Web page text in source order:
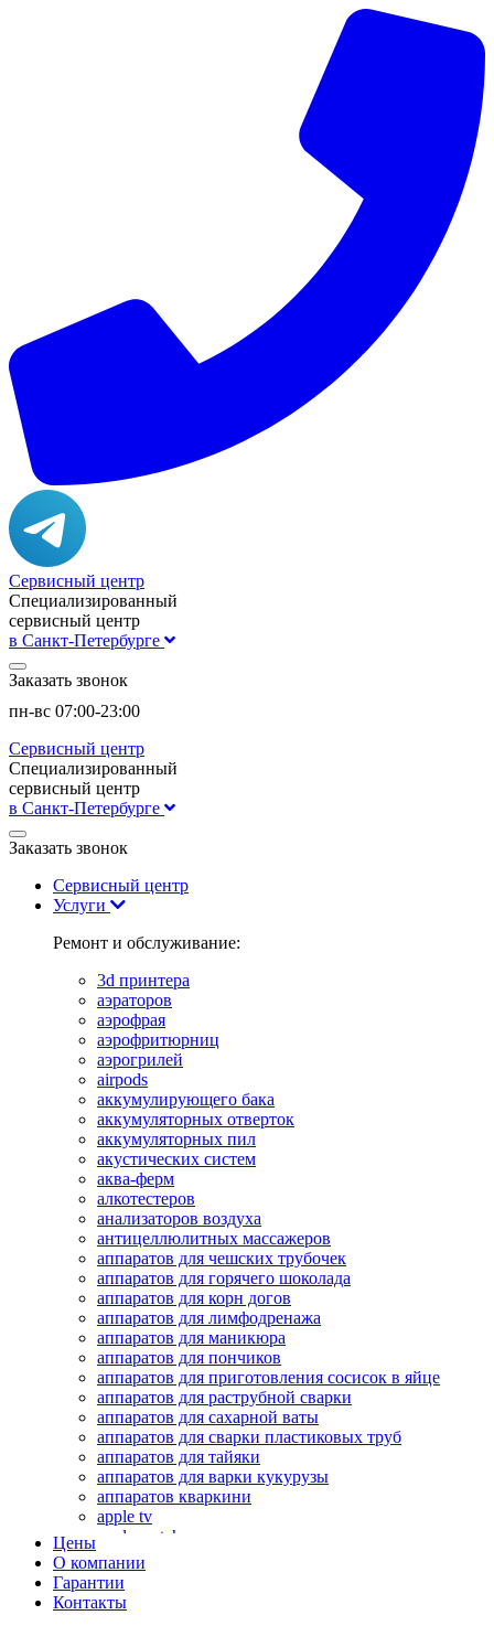
Сервисный центр
Специализированный
сервисный центр
в Санкт-Петербурге
Заказать звонок
пн-вс 07:00-23:00
Сервисный центр
Специализированный
сервисный центр
в Санкт-Петербурге
Заказать звонок
Сервисный центр
Услуги
Ремонт и обслуживание:
3d принтера
аэраторов
аэрофрая
аэрофритюрниц
аэрогрилей
airpods
аккумулирующего бака
аккумуляторных отверток
аккумуляторных пил
акустических систем
аква-ферм
алкотестеров
анализаторов воздуха
антицеллюлитных массажеров
аппаратов для чешских трубочек
аппаратов для горячего шоколада
аппаратов для корн догов
аппаратов для лимфодренажа
аппаратов для маникюра
аппаратов для пончиков
аппаратов для приготовления сосисок в яйце
аппаратов для раструбной сварки
аппаратов для сахарной ваты
аппаратов для сварки пластиковых труб
аппаратов для тайяки
аппаратов для варки кукурузы
аппаратов кваркини
apple tv
apple watch
аромадиффузоров
аромастанций
ароматизаторов воздуха
аудиоплееров
Цены
О компании
Гарантии
Контакты